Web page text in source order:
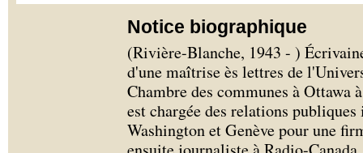
Notice biographique
(Rivière-Blanche, 1943 - )
d'une maîtrise ès lettres de
Chambre des communes à
est chargée des relations
Washington et Genève pour une